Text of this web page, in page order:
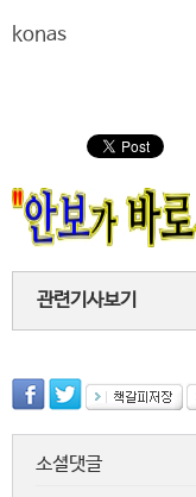
konas
관련기사보기
소셜댓글